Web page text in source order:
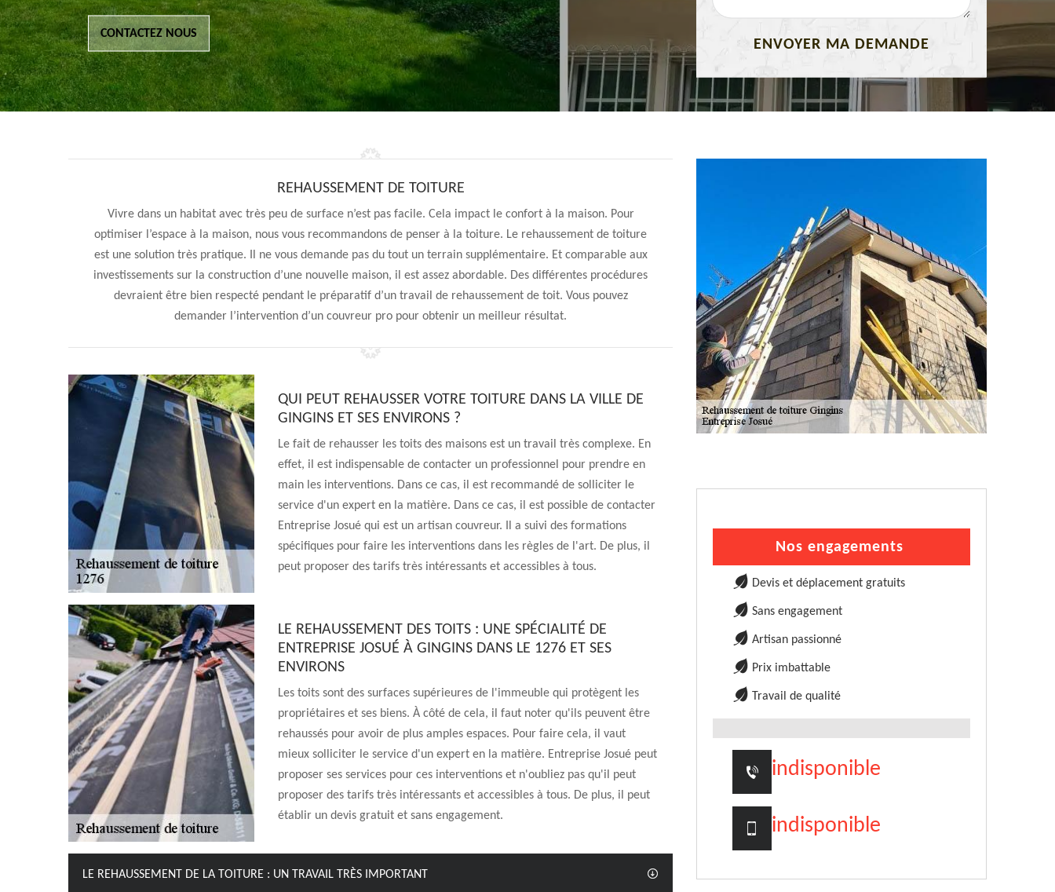
CONTACTEZ NOUS
REHAUSSEMENT DE TOITURE
Vivre dans un habitat avec très peu de surface n’est pas facile. Cela impact le confort à la maison. Pour
optimiser l’espace à la maison, nous vous recommandons de penser à la toiture. Le rehaussement de toiture
est une solution très pratique. Il ne vous demande pas du tout un terrain supplémentaire. Et comparable aux
investissements sur la construction d’une nouvelle maison, il est assez abordable. Des différentes procédures
devraient être bien respecté pendant le préparatif d’un travail de rehaussement de toit. Vous pouvez
demander l’intervention d’un couvreur pro pour obtenir un meilleur résultat.
QUI PEUT REHAUSSER VOTRE TOITURE DANS LA VILLE DE
GINGINS ET SES ENVIRONS ?
Le fait de rehausser les toits des maisons est un travail très complexe. En
effet, il est indispensable de contacter un professionnel pour prendre en
main les interventions. Dans ce cas, il est recommandé de solliciter le
service d'un expert en la matière. Dans ce cas, il est possible de contacter
Entreprise Josué qui est un artisan couvreur. Il a suivi des formations
spécifiques pour faire les interventions dans les règles de l'art. De plus, il
peut proposer des tarifs très intéressants et accessibles à tous.
LE REHAUSSEMENT DES TOITS : UNE SPÉCIALITÉ DE
ENTREPRISE JOSUÉ À GINGINS DANS LE 1276 ET SES
ENVIRONS
Les toits sont des surfaces supérieures de l'immeuble qui protègent les
propriétaires et ses biens. À côté de cela, il faut noter qu'ils peuvent être
rehaussés pour avoir de plus amples espaces. Pour faire cela, il vaut
mieux solliciter le service d'un expert en la matière. Entreprise Josué peut
proposer ses services pour ces interventions et n'oubliez pas qu'il peut
proposer des tarifs très intéressants et accessibles à tous. De plus, il peut
établir un devis gratuit et sans engagement.
LE REHAUSSEMENT DE LA TOITURE : UN TRAVAIL TRÈS IMPORTANT
Nos engagements
Devis et déplacement gratuits
Sans engagement
Artisan passionné
Prix imbattable
Travail de qualité
indisponible
indisponible